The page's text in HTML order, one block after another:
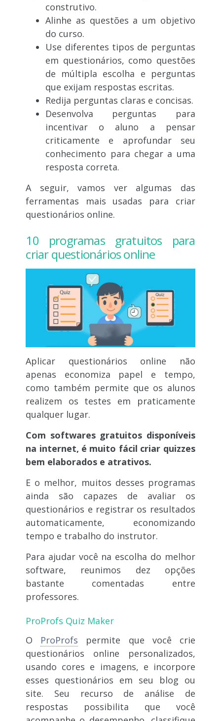
construtivo.
Alinhe as questões a um objetivo
do curso.
Use diferentes tipos de perguntas
em questionários, como questões
de múltipla escolha e perguntas
que exijam respostas escritas.
Redija perguntas claras e concisas.
Desenvolva perguntas para
incentivar o aluno a pensar
criticamente e aprofundar seu
conhecimento para chegar a uma
resposta correta.
A seguir, vamos ver algumas das
ferramentas mais usadas para criar
questionários online.
10 programas gratuitos para
criar questionários online
Aplicar questionários online não
apenas economiza papel e tempo,
como também permite que os alunos
realizem os testes em praticamente
qualquer lugar.
Com softwares gratuitos disponíveis
na internet, é muito fácil criar quizzes
bem elaborados e atrativos.
E o melhor, muitos desses programas
ainda são capazes de avaliar os
questionários e registrar os resultados
automaticamente, economizando
tempo e trabalho do instrutor.
Para ajudar você na escolha do melhor
software, reunimos dez opções
bastante comentadas entre
professores.
ProProfs Quiz Maker
O ProProfs permite que você crie
questionários online personalizados,
usando cores e imagens, e incorpore
esses questionários em seu blog ou
site. Seu recurso de análise de
respostas possibilita que você